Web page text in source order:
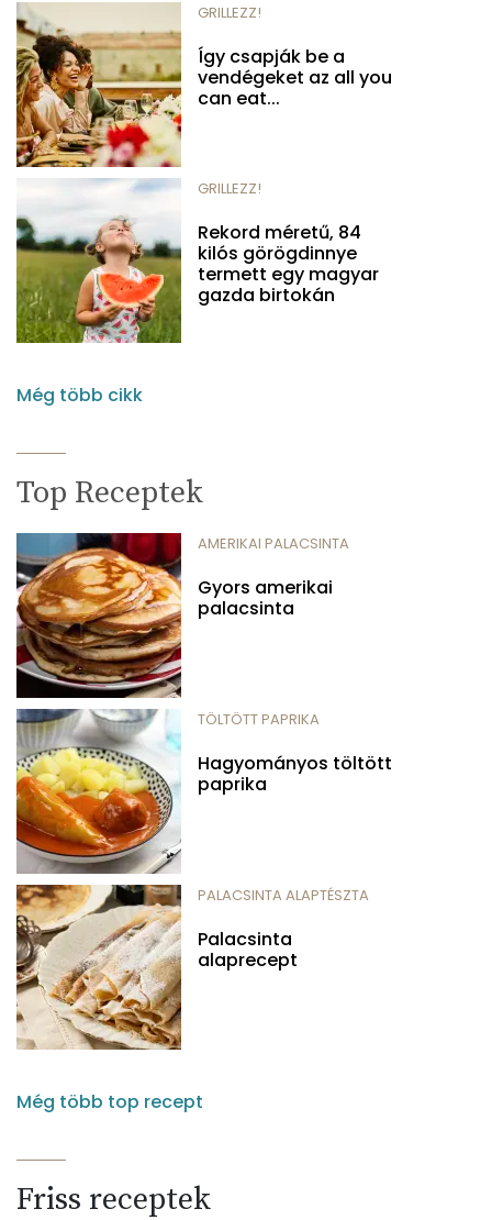
GRILLEZZ!
Így csapják be a
vendégeket az all you
can eat...
GRILLEZZ!
Rekord méretű, 84
kilós görögdinnye
termett egy magyar
gazda birtokán
Még több cikk
Top Receptek
AMERIKAI PALACSINTA
Gyors amerikai
palacsinta
TÖLTÖTT PAPRIKA
Hagyományos töltött
paprika
PALACSINTA ALAPTÉSZTA
Palacsinta
alaprecept
Még több top recept
Friss receptek